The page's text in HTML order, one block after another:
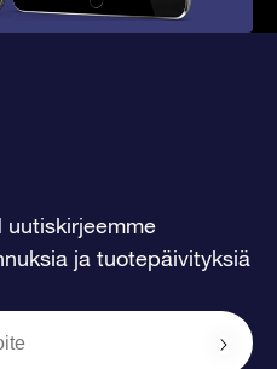
uutiskirjeemme
ja tuotepäivityksiä